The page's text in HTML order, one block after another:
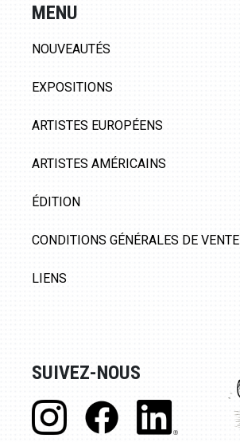
MENU
NOUVEAUTÉS
EXPOSITIONS
ARTISTES EUROPÉENS
ARTISTES AMÉRICAINS
ÉDITION
CONDITIONS GÉNÉRALES DE VENTE
LIENS
SUIVEZ-NOUS